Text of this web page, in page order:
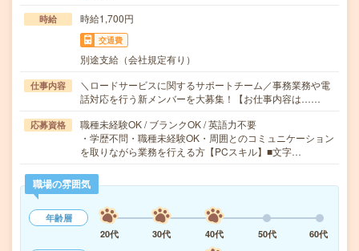
時給 時給1,700円
交通費
別途支給（会社規定有り）
仕事内容
＼ロードサービスに関するサポートチーム／事務業務や電
話対応を行う新メンバーを大募集！【お仕事内容は……
応募資格
職種未経験OK / ブランクOK / 英語力不要
・学歴不問・職種未経験OK・周囲とのコミュニケーション
を取りながら業務を行える方【PCスキル】■文字…
職場の雰囲気
年齢層
20代
30代 40代 50代
60代